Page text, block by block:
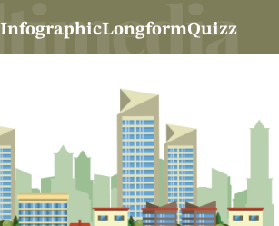
InfographicLongformQuizz